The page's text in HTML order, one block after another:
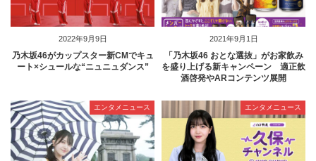
2022年9月9日
乃木坂46がカップスター新CMでキュ
ート×シュールな“ニュニュダンス”
2021年9月1日
「乃木坂46 おとな選抜」がお家飲み
を盛り上げる新キャンペーン 適正飲
酒啓発やARコンテンツ展開
エンタメニュース エンタメニュース